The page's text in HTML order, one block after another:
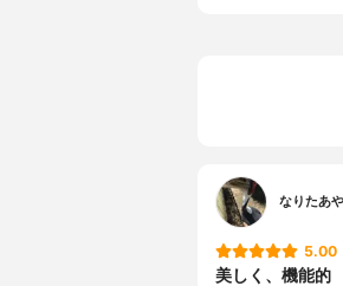
なりたあや
5.00
美しく、機能的